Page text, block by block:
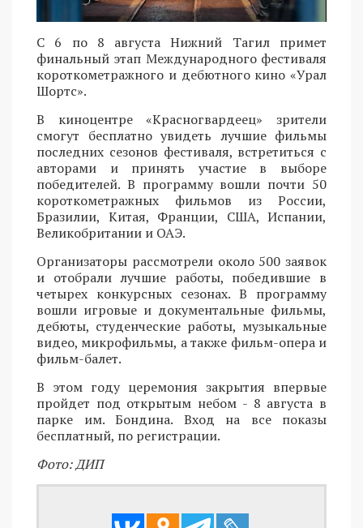
С 6 по 8 августа Нижний Тагил примет
финальный этап Международного фестиваля
короткометражного и дебютного кино «Урал
Шортс».
В киноцентре «Красногвардеец» зрители
смогут бесплатно увидеть лучшие фильмы
последних сезонов фестиваля, встретиться с
авторами и принять участие в выборе
победителей. В программу вошли почти 50
короткометражных фильмов из России,
Бразилии, Китая, Франции, США, Испании,
Великобритании и ОАЭ.
Организаторы рассмотрели около 500 заявок
и отобрали лучшие работы, победившие в
четырех конкурсных сезонах. В программу
вошли игровые и документальные фильмы,
дебюты, студенческие работы, музыкальные
видео, микрофильмы, а также фильм-опера и
фильм-балет.
В этом году церемония закрытия впервые
пройдет под открытым небом - 8 августа в
парке им. Бондина. Вход на все показы
бесплатный, по регистрации.
Фото: ДИП